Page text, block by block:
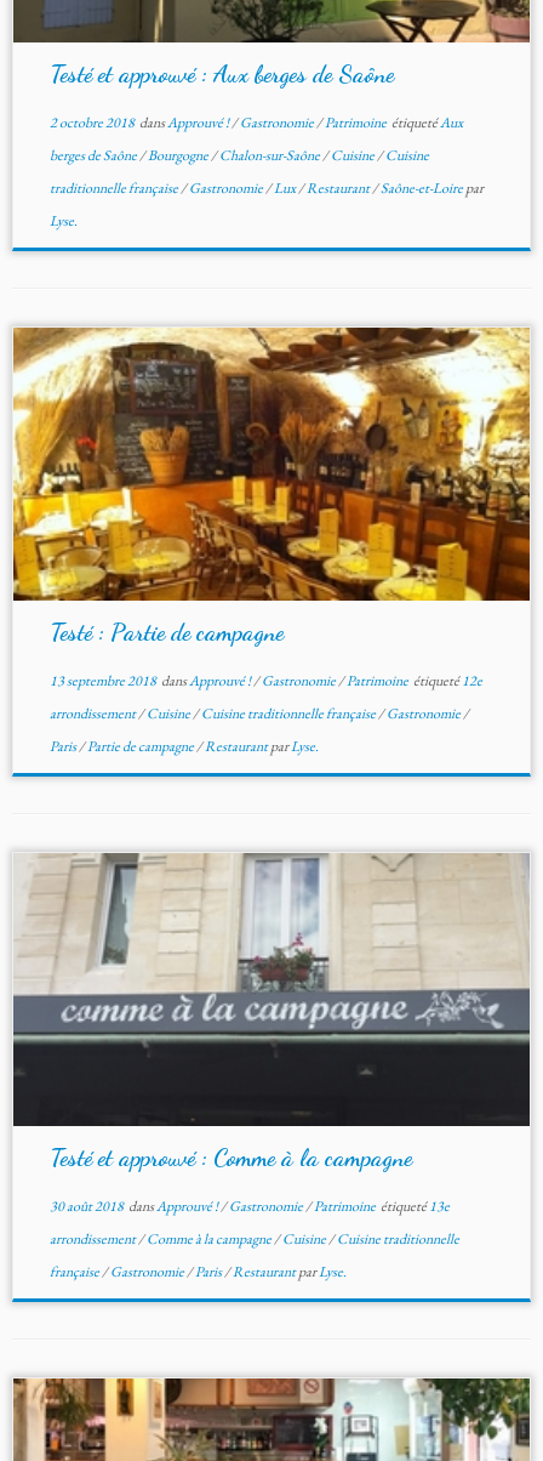
Testé et approuvé : Aux berges de Saône
2 octobre 2018dansApprouvé !/Gastronomie/Patrimoine étiquetéAux
berges de Saône/Bourgogne/Chalon-sur-Saône/Cuisine/Cuisine
traditionnelle française/Gastronomie/Lux/Restaurant/Saône-et-Loirepar
Lyse.
Testé : Partie de campagne
13 septembre 2018dansApprouvé !/Gastronomie/Patrimoine étiqueté12e
arrondissement/Cuisine/Cuisine traditionnelle française/Gastronomie/
Paris/Partie de campagne/RestaurantparLyse.
Testé et approuvé : Comme à la campagne
30 août 2018dansApprouvé !/Gastronomie/Patrimoine étiqueté13e
arrondissement/Comme à la campagne/Cuisine/Cuisine traditionnelle
française/Gastronomie/Paris/RestaurantparLyse.